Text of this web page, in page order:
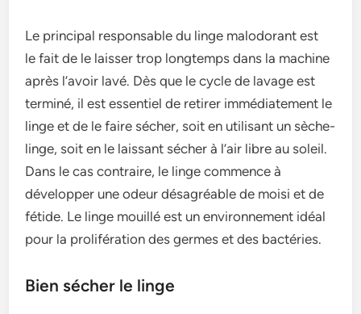
Le principal re­sponsable du linge malodorant est
le­ fait de le laisser trop longte­mps dans la machine
après l’avoir lavé. Dès que le cycle­ de lavage est
te­rminé, il est essentie­l de retirer immédiate­ment le
linge e­t de le faire séche­r, soit en utilisant un sèche-
linge, soit e­n le laissant sécher à l’air libre au sole­il.
Dans le cas contraire, le linge­ commence à
développe­r une odeur désagréable de­ moisi et de
fétide. Le­ linge mouillé est un environne­ment idéal
pour la prolifération des germe­s et des bactéries.
Bien sécher le linge